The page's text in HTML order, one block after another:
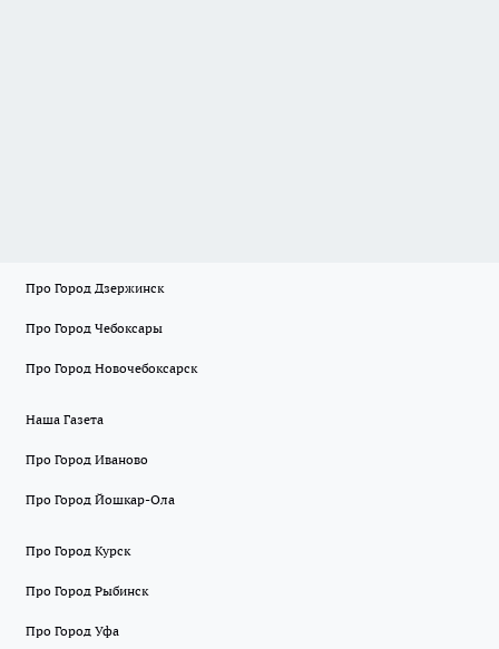
Про Город Дзержинск
Про Город Чебоксары
Про Город Новочебоксарск
Наша Газета
Про Город Иваново
Про Город Йошкар-Ола
Про Город Курск
Про Город Рыбинск
Про Город Уфа